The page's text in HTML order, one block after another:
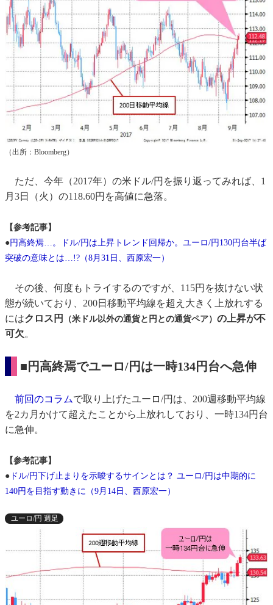
（出所：Bloomberg）
ただ、今年（2017年）の米ドル/円を振り返ってみれば、1
月3日（火）の118.60円を高値に急落。
【参考記事】
●円高終焉…。ドル/円は上昇トレンド回帰か。ユーロ/円130円台半ば
突破の意味とは…!?（8月31日、西原宏一）
その後、何度もトライするのですが、115円を抜けない状
態が続いており、200日移動平均線を超え大きく上放れする
にはクロス円 （米ドル以外の通貨と円との通貨ペア） の上昇が不
可欠。
■円高終焉でユーロ/円は一時134円台へ急伸
前回のコラムで取り上げたユーロ/円は、200週移動平均線
を2カ月かけて超えたことから上放れしており、一時134円台
に急伸。
【参考記事】
● ドル/円下げ止まりを示唆するサインとは？ ユーロ/円は中期的に
140円を目指す動きに（9月14日、西原宏一）
ユーロ/円 週足